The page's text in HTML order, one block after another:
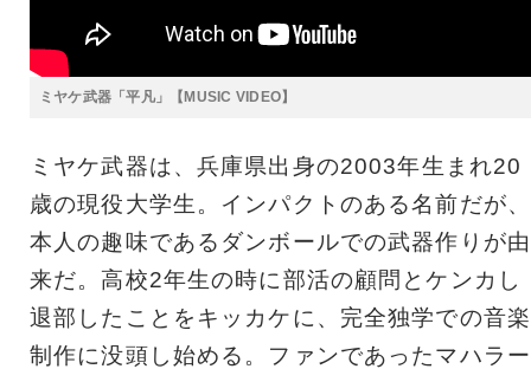
ミヤケ武器「平凡」【MUSIC VIDEO】
ミヤケ武器は、兵庫県出身の2003年生まれ20
歳の現役大学生。インパクトのある名前だが、
本人の趣味であるダンボールでの武器作りが由
来だ。高校2年生の時に部活の顧問とケンカし
退部したことをキッカケに、完全独学での音楽
制作に没頭し始める。ファンであったマハラー